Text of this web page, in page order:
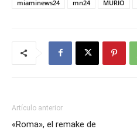
miaminews24
mn24 MURIÓ
Artículo anterior
«Roma», el remake de